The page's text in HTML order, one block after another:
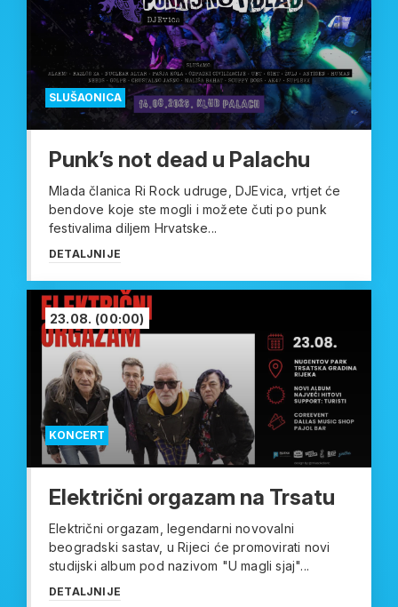
SLUŠAONICA
Punk’s not dead u Palachu
Mlada članica Ri Rock udruge, DJEvica, vrtjet će
bendove koje ste mogli i možete čuti po punk
festivalima diljem Hrvatske...
DETALJNIJE
KONCERT
23.08. (00:00)
Električni orgazam na Trsatu
Električni orgazam, legendarni novovalni
beogradski sastav, u Rijeci će promovirati novi
studijski album pod nazivom "U magli sjaj"...
DETALJNIJE